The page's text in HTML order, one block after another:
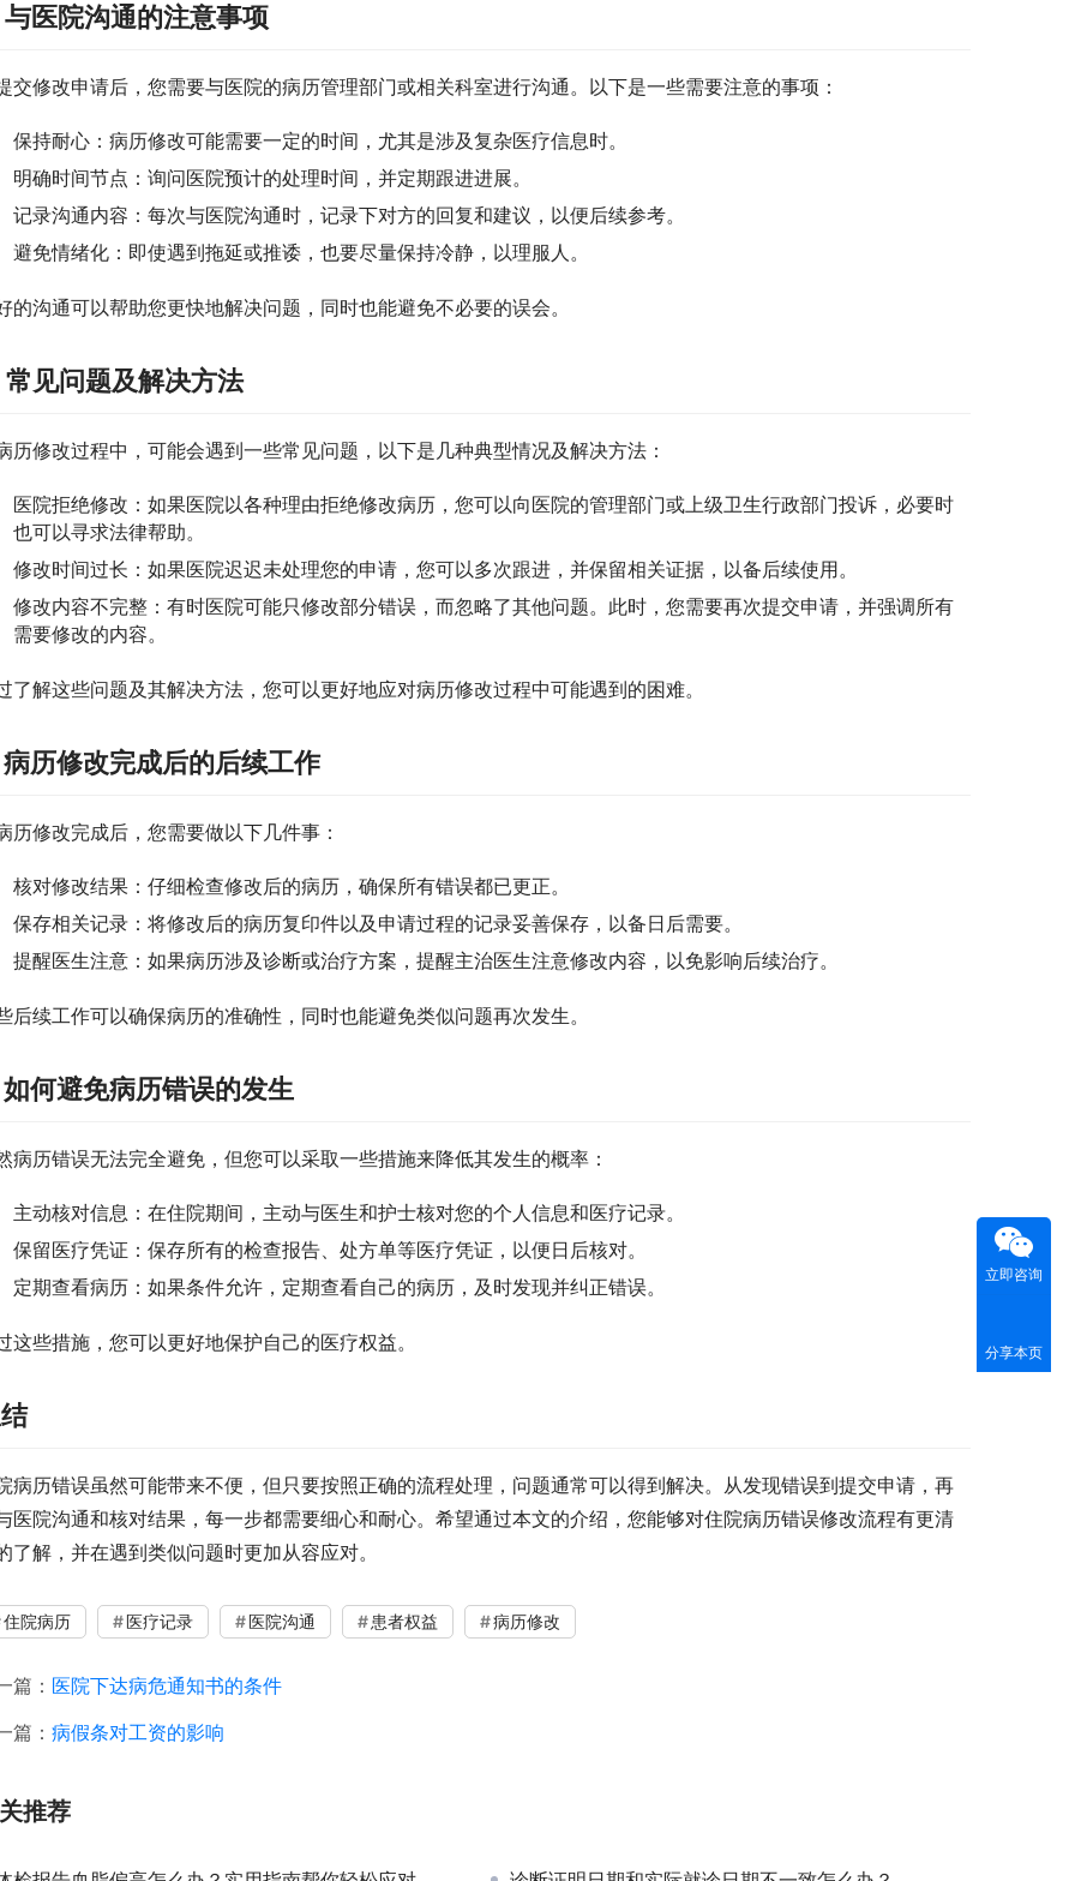
医院沟通的注意事项
交修改申请后，您需要与医院的病历管理部门或相关科室进行沟通。以下是一些需要注意的事项：
保持耐心：病历修改可能需要一定的时间，尤其是涉及复杂医疗信息时。
明确时间节点：询问医院预计的处理时间，并定期跟进进展。
记录沟通内容：每次与医院沟通时，记录下对方的回复和建议，以便后续参考。
避免情绪化：即使遇到拖延或推诿，也要尽量保持冷静，以理服人。
的沟通可以帮助您更快地解决问题，同时也能避免不必要的误会。
见问题及解决方法
历修改过程中，可能会遇到一些常见问题，以下是几种典型情况及解决方法：
医院拒绝修改：如果医院以各种理由拒绝修改病历，您可以向医院的管理部门或上级卫生行政部门投诉，必要时
也可以寻求法律帮助。
修改时间过长：如果医院迟迟未处理您的申请，您可以多次跟进，并保留相关证据，以备后续使用。
修改内容不完整：有时医院可能只修改部分错误，而忽略了其他问题。此时，您需要再次提交申请，并强调所有
需要修改的内容。
了解这些问题及其解决方法，您可以更好地应对病历修改过程中可能遇到的困难。
历修改完成后的后续工作
历修改完成后，您需要做以下几件事：
核对修改结果：仔细检查修改后的病历，确保所有错误都已更正。
保存相关记录：将修改后的病历复印件以及申请过程的记录妥善保存，以备日后需要。
提醒医生注意：如果病历涉及诊断或治疗方案，提醒主治医生注意修改内容，以免影响后续治疗。
后续工作可以确保病历的准确性，同时也能避免类似问题再次发生。
何避免病历错误的发生
病历错误无法完全避免，但您可以采取一些措施来降低其发生的概率：
主动核对信息：在住院期间，主动与医生和护士核对您的个人信息和医疗记录。
保留医疗凭证：保存所有的检查报告、处方单等医疗凭证，以便日后核对。
定期查看病历：如果条件允许，定期查看自己的病历，及时发现并纠正错误。
这些措施，您可以更好地保护自己的医疗权益。
病历错误虽然可能带来不便，但只要按照正确的流程处理，问题通常可以得到解决。从发现错误到提交申请，再
医院沟通和核对结果，每一步都需要细心和耐心。希望通过本文的介绍，您能够对住院病历错误修改流程有更清
了解，并在遇到类似问题时更加从容应对。
住院病历 医疗记录 医院沟通 患者权益 病历修改
篇： 医院下达病危通知书的条件
篇： 病假条对工资的影响
推荐
立即咨询
分享本页